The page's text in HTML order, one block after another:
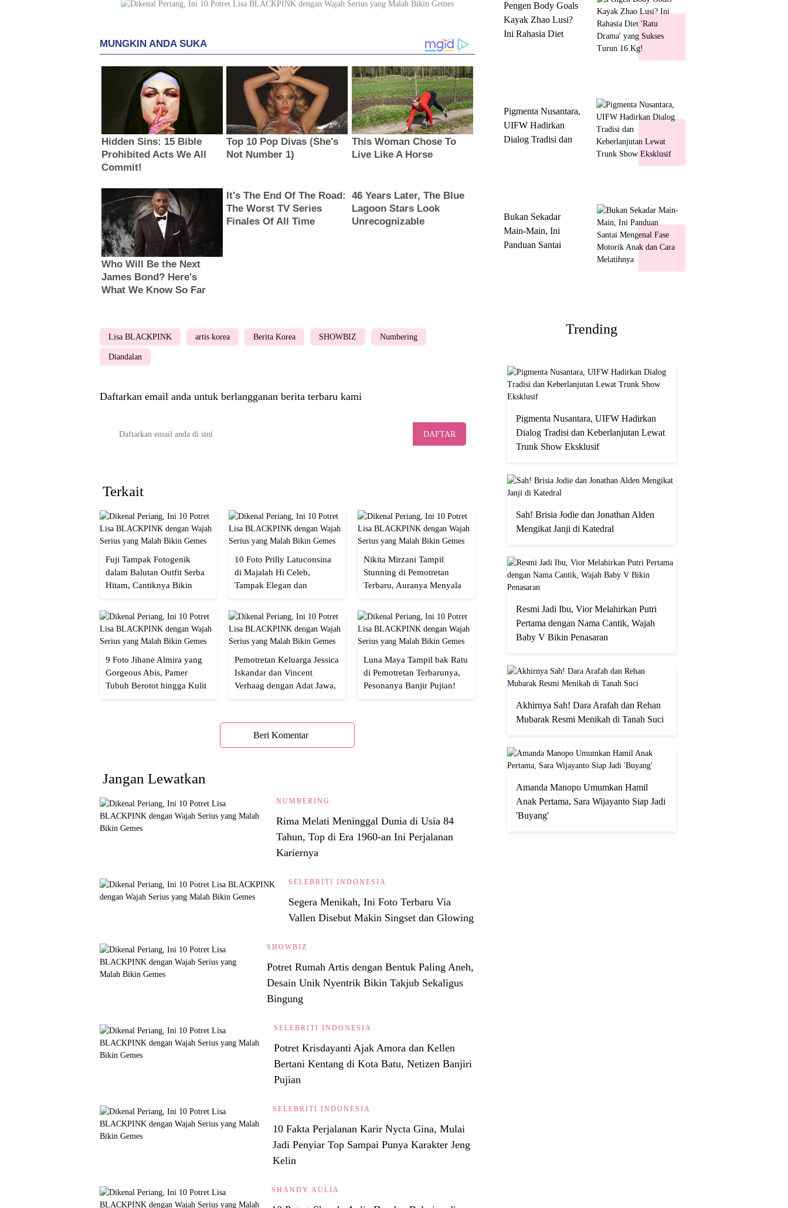
Lisa BLACKPINK artis korea Berita Korea SHOWBIZ Numbering
Diandalan
Daftarkan email anda untuk berlangganan berita terbaru kami
DAFTAR
Terkait
Fuji Tampak Fotogenik
dalam Balutan Outfit Serba
Hitam, Cantiknya Bikin
10 Foto Prilly Latuconsina
di Majalah Hi Celeb,
Tampak Elegan dan
Nikita Mirzani Tampil
Stunning di Pemotretan
Terbaru, Auranya Menyala
9 Foto Jihane Almira yang
Gorgeous Abis, Pamer
Tubuh Berotot hingga Kulit
Pemotretan Keluarga Jessica
Iskandar dan Vincent
Verhaag dengan Adat Jawa,
Luna Maya Tampil bak Ratu
di Pemotretan Terbarunya,
Pesonanya Banjir Pujian!
Beri Komentar
Jangan Lewatkan
NUMBERING
Rima Melati Meninggal Dunia di Usia 84
Tahun, Top di Era 1960-an Ini Perjalanan
Kariernya
SELEBRITI INDONESIA
Segera Menikah, Ini Foto Terbaru Via
Vallen Disebut Makin Singset dan Glowing
SHOWBIZ
Potret Rumah Artis dengan Bentuk Paling Aneh,
Desain Unik Nyentrik Bikin Takjub Sekaligus
Bingung
SELEBRITI INDONESIA
Potret Krisdayanti Ajak Amora dan Kellen
Bertani Kentang di Kota Batu, Netizen Banjiri
Pujian
SELEBRITI INDONESIA
10 Fakta Perjalanan Karir Nycta Gina, Mulai
Jadi Penyiar Top Sampai Punya Karakter Jeng
Kelin
SHANDY AULIA
Pengen Body Goals
Kayak Zhao Lusi?
Ini Rahasia Diet
Pigmenta Nusantara,
UIFW Hadirkan
Dialog Tradisi dan
Bukan Sekadar
Main-Main, Ini
Panduan Santai
Trending
Pigmenta Nusantara, UIFW Hadirkan
Dialog Tradisi dan Keberlanjutan Lewat
Trunk Show Eksklusif
Sah! Brisia Jodie dan Jonathan Alden
Mengikat Janji di Katedral
Resmi Jadi Ibu, Vior Melahirkan Putri
Pertama dengan Nama Cantik, Wajah
Baby V Bikin Penasaran
Akhirnya Sah! Dara Arafah dan Rehan
Mubarak Resmi Menikah di Tanah Suci
Amanda Manopo Umumkan Hamil
Anak Pertama, Sara Wijayanto Siap Jadi
'Buyang'